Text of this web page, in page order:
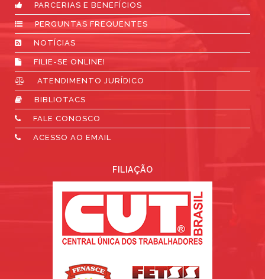
PARCERIAS E BENEFÍCIOS
PERGUNTAS FREQUENTES
NOTÍCIAS
FILIE-SE ONLINE!
ATENDIMENTO JURÍDICO
BIBLIOTACS
FALE CONOSCO
ACESSO AO EMAIL
FILIAÇÃO